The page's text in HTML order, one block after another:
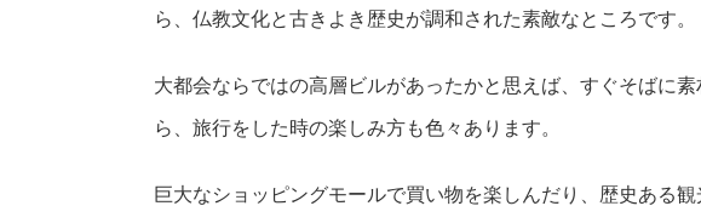
ら、仏教文化と古きよき歴史が調和された素敵なところです。
大都会ならではの高層ビルがあったかと思えば、すぐそばに
ら、旅行をした時の楽しみ方も色々あります。
巨大なショッピングモールで買い物を楽しんだり、歴史ある観